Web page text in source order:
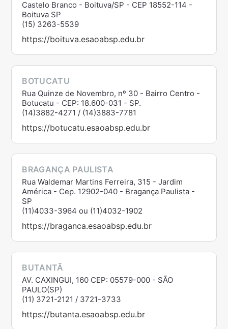
Castelo Branco - Boituva/SP - CEP 18552-114 -
Boituva SP
(15) 3263-5539
https://boituva.esaoabsp.edu.br
BOTUCATU
Rua Quinze de Novembro, nº 30 - Bairro Centro -
Botucatu - CEP: 18.600-031 - SP.
(14)3882-4271 / (14)3883-7781
https://botucatu.esaoabsp.edu.br
BRAGANÇA PAULISTA
Rua Waldemar Martins Ferreira, 315 - Jardim
América - Cep. 12902-040 - Bragança Paulista -
SP
(11)4033-3964 ou (11)4032-1902
https://braganca.esaoabsp.edu.br
BUTANTÃ
AV. CAXINGUI, 160 CEP: 05579-000 - SÃO
PAULO(SP)
(11) 3721-2121 / 3721-3733
https://butanta.esaoabsp.edu.br